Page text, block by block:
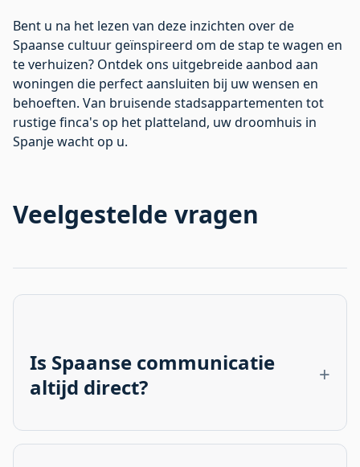
Bent u na het lezen van deze inzichten over de
Spaanse cultuur geïnspireerd om de stap te wagen en
te verhuizen? Ontdek ons uitgebreide aanbod aan
woningen die perfect aansluiten bij uw wensen en
behoeften. Van bruisende stadsappartementen tot
rustige finca's op het platteland, uw droomhuis in
Spanje wacht op u.
Veelgestelde vragen
Is Spaanse communicatie
altijd direct?
zijn in hun meningsuiting, is er een sterke